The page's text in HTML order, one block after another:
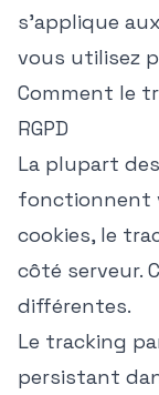
s'applique
vous utilisez
Comment le
RGPD
La plupart
fonctionnent
cookies, le
côté serveur.
différentes.
Le tracking
persistant